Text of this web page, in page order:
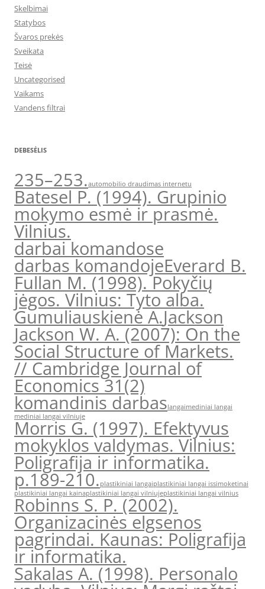
Skelbimai
Statybos
Švaros prekės
Sveikata
Teisė
Uncategorised
Vaikams
Vandens filtrai
DEBESĖLIS
235–253.automobilio draudimas internetu
Batesel P. (1994). Grupinio
mokymo esmė ir prasmė.
Vilnius.
darbai komandose
darbas komandojeEverard B.
Fullan M. (1998). Pokyčių
jėgos. Vilnius: Tyto alba.
Gumuliauskienė A.Jackson
Jackson W. A. (2007): On the
Social Structure of Markets.
// Cambridge Journal of
Economics 31(2)
komandinis darbaslangaimediniai langai
mediniai langai vilniuje
Morris G. (1997). Efektyvus
mokyklos valdymas. Vilnius:
Poligrafija ir informatika.
p.189-210. plastikiniai langaiplastikiniai langai issimoketinai
plastikiniai langai kainaplastikiniai langai vilniujeplastikiniai langai vilnius
Robinns S. P. (2002).
Organizacinės elgsenos
pagrindai. Kaunas: Poligrafija
ir informatika.
Sakalas A. (1998). Personalo